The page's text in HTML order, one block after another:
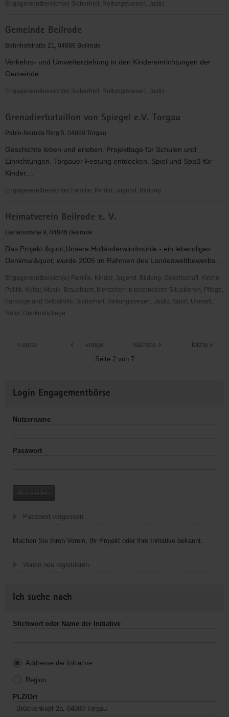
Engagementbereich(e) Sicherheit, Rettungswesen, Justiz
Torgau
e.
Gemeinde Beilrode
Bahnhofstraße 21, 04886 Beilrode
Verkehrs- und Umwelterziehung in den Kindereinrichtungen der
Gemeinde.
Engagementbereich(e) Sicherheit, Rettungswesen, Justiz
Beilrode
Grenadierbataillon von Spiegel e.V. Torgau
Pablo-Neruda Ring 5, 04860 Torgau
Geschichte leben und erleben. Projekttage für Schulen und
Einrichtungen. Torgauer Festung entdecken. Spiel und Spaß für
Kinder,...
Engagementbereich(e) Familie, Kinder, Jugend, Bildung
von
Spiegel
Torgau
Heimatverein Beilrode e. V.
Gartenstraße 9, 04886 Beilrode
Das Projekt &quot;Unsere Holländerwindmühle - ein lebendiges
Denkmal&quot; wurde 2005 im Rahmen des Landeswettbewerbs...
Engagementbereich(e) Familie, Kinder, Jugend, Bildung, Gesellschaft, Kirche,
Politik, Kultur, Musik, Brauchtum, Menschen in besonderen Situationen, Pflege,
Fürsorge und Selbsthilfe, Sicherheit, Rettungswesen, Justiz, Sport, Umwelt,
Natur, Denkmalpflege
erste
vorige
Seite 2 von 7
nächste letzte
Informationen
Login Engagementbörse
Nutzername
Passwort
Anmelden
Passwort vergessen
Machen Sie Ihren Verein, Ihr Projekt oder Ihre Initiative bekannt.
Verein neu registrieren
Ich suche nach
Stichwort oder Name der Initiative
Addresse der Initiative
Region
PLZ/Ort